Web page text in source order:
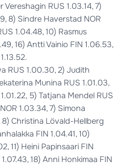
Vereshagin RUS 1.03.14, 7)
8) Sindre Haverstad NOR
1.04.48, 10) Rasmus
16) Antti Vainio FIN 1.06.53,
RUS 1.00.30, 2) Judith
Munina RUS 1.01.03,
5) Tatjana Mendel RUS
1.03.34, 7) Simona
Christina Lövald-Hellberg
FIN 1.04.41, 10)
11) Heini Papinsaari FIN
1.07.43, 18) Anni Honkimaa FIN